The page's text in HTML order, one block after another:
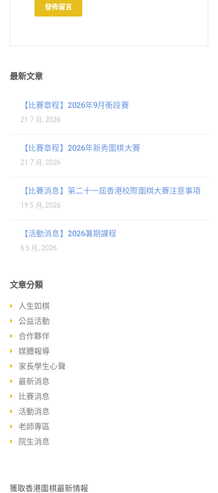
最新文章
【比賽章程】2026年9月衝段賽
21 7 月, 2026
【比賽章程】2026年新秀圍棋大賽
21 7 月, 2026
【比賽消息】第二十一屆香港校際圍棋大賽注意事項
19 5 月, 2026
【活動消息】2026暑期課程
6 5 月, 2026
文章分類
人生如棋
公益活動
合作夥伴
媒體報導
家長學生心聲
最新消息
比賽消息
活動消息
老師專區
院生消息
獲取香港圍棋最新情報